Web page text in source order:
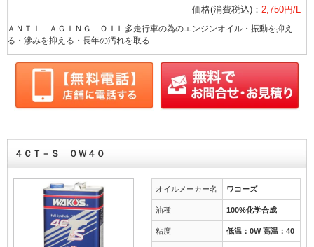
価格(消費税込)： 2,750円/L
ＡＮＴＩ ＡＧＩＮＧ ＯＩＬ多走行車の為のエンジンオイル・振動を抑え
る・滲みを抑える・長年の汚れを取る
４ＣＴ－Ｓ ０Ｗ４０
オイルメーカー名 ワコーズ
油種 100%化学合成
粘度 低温：0W 高温：40